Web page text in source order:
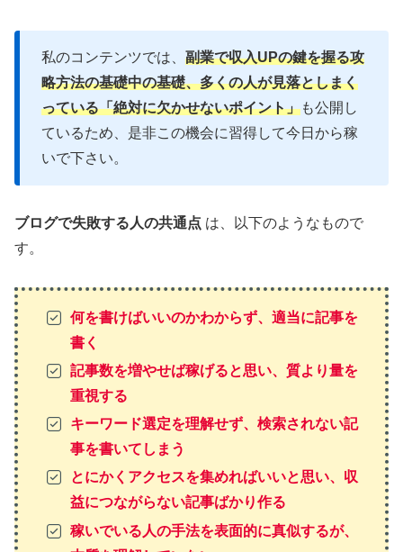
私のコンテンツでは、 副業で収入UPの鍵を握る攻
略方法の基礎中の基礎、多くの人が見落としまく
っている「絶対に欠かせないポイント」も公開し
ているため、是非この機会に習得して今日から稼
いで下さい。
ブログで失敗する人の共通点 は、以下のようなもので
す。
何を書けばいいのかわからず、適当に記事を
書く
記事数を増やせば稼げると思い、質より量を
重視する
キーワード選定を理解せず、検索されない記
事を書いてしまう
とにかくアクセスを集めればいいと思い、収
益につながらない記事ばかり作る
稼いでいる人の手法を表面的に真似するが、